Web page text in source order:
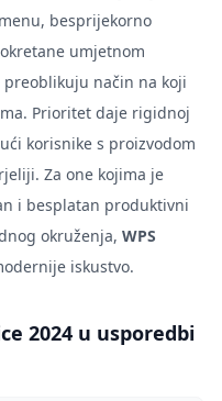
besprijekorno
umjetnom
način na koji
Prioritet daje rigidnoj
korisnike s proizvodom
Za one kojima je
i besplatan produktivni
okruženja, WPS
iskustvo.
2024 u usporedbi